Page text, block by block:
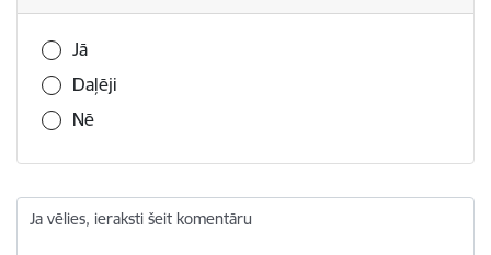
Vai šī informācija bija noderīga?
Jā
Daļēji
Nē
Ja vēlies, ieraksti šeit komentāru